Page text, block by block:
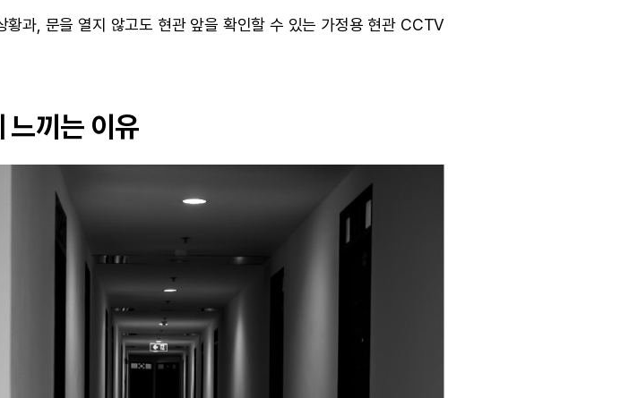
과, 문을 열지 않고도 현관 앞을 확인할 수 있는 가정용 현관 CCTV
느끼는 이유